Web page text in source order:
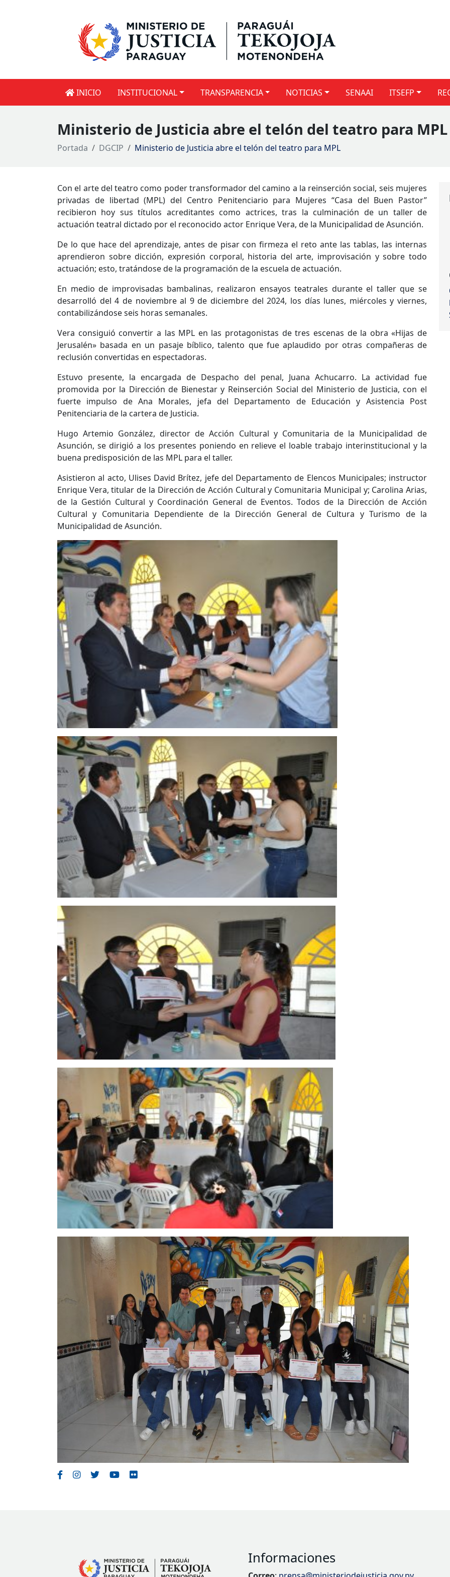
INICIO INSTITUCIONAL TRANSPARENCIA NOTICIAS SENAAI ITSEFP
Ministerio de Justicia abre el telón del teatro para MPL
Portada DGCIP Ministerio de Justicia abre el telón del teatro para MPL
Con el arte del teatro como poder transformador del camino a la reinserción social, seis mujeres
privadas de libertad (MPL) del Centro Penitenciario para Mujeres “Casa del Buen Pastor”
recibieron hoy sus títulos acreditantes como actrices, tras la culminación de un taller de
actuación teatral dictado por el reconocido actor Enrique Vera, de la Municipalidad de Asunción.
De lo que hace del aprendizaje, antes de pisar con firmeza el reto ante las tablas, las internas
aprendieron sobre dicción, expresión corporal, historia del arte, improvisación y sobre todo
actuación; esto, tratándose de la programación de la escuela de actuación.
En medio de improvisadas bambalinas, realizaron ensayos teatrales durante el taller que se
desarrolló del 4 de noviembre al 9 de diciembre del 2024, los días lunes, miércoles y viernes,
contabilizándose seis horas semanales.
Vera consiguió convertir a las MPL en las protagonistas de tres escenas de la obra «Hijas de
Jerusalén» basada en un pasaje bíblico, talento que fue aplaudido por otras compañeras de
reclusión convertidas en espectadoras.
Estuvo presente, la encargada de Despacho del penal, Juana Achucarro. La actividad fue
promovida por la Dirección de Bienestar y Reinserción Social del Ministerio de Justicia, con el
fuerte impulso de Ana Morales, jefa del Departamento de Educación y Asistencia Post
Penitenciaria de la cartera de Justicia.
Hugo Artemio González, director de Acción Cultural y Comunitaria de la Municipalidad de
Asunción, se dirigió a los presentes poniendo en relieve el loable trabajo interinstitucional y la
buena predisposición de las MPL para el taller.
Asistieron al acto, Ulises David Brítez, jefe del Departamento de Elencos Municipales; instructor
Enrique Vera, titular de la Dirección de Acción Cultural y Comunitaria Municipal y; Carolina Arias,
de la Gestión Cultural y Coordinación General de Eventos. Todos de la Dirección de Acción
Cultural y Comunitaria Dependiente de la Dirección General de Cultura y Turismo de la
Municipalidad de Asunción.
Informaciones